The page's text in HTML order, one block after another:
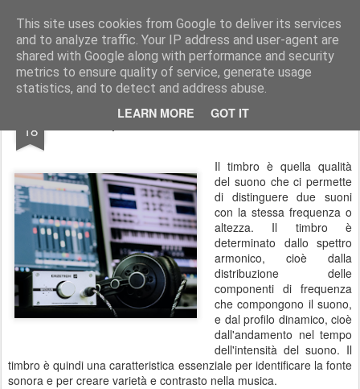
This site uses cookies from Google to deliver its services
and to analyze traffic. Your IP address and user-agent are
shared with Google along with performance and security
metrics to ensure quality of service, generate usage
statistics, and to detect and address abuse.
LEARN MORE GOT IT
Stefano Terraglia Creazioni
Pages
18 L'importanza del timbro musicale
Il timbro è quella qualità
del suono che ci permette
di distinguere due suoni
con la stessa frequenza o
altezza. Il timbro è
determinato dallo spettro
armonico, cioè dalla
distribuzione delle
componenti di frequenza
che compongono il suono,
e dal profilo dinamico, cioè
dall'andamento nel tempo
dell'intensità del suono. Il
timbro è quindi una caratteristica essenziale per identificare la fonte
sonora e per creare varietà e contrasto nella musica.